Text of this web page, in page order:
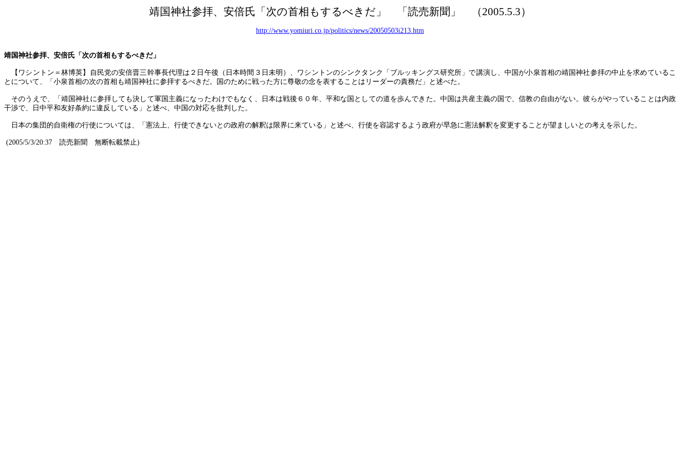
靖国神社参拝、安倍氏「次の首相もするべきだ」 「読売新聞」 （2005.5.3）
http://www.yomiuri.co.jp/politics/news/20050503i213.htm
靖国神社参拝、安倍氏「次の首相もするべきだ」
【ワシントン＝林博英】自民党の安倍晋三幹事長代理は２日午後（日本時間３日未明）、ワシントンのシンクタンク「ブルッキングス研究所」で講演し、中国が小泉首相の靖国神社参拝の中止を求めているこ
とについて、「小泉首相の次の首相も靖国神社に参拝するべきだ。国のために戦った方に尊敬の念を表することはリーダーの責務だ」と述べた。
そのうえで、「靖国神社に参拝しても決して軍国主義になったわけでもなく、日本は戦後６０年、平和な国としての道を歩んできた。中国は共産主義の国で、信教の自由がない。彼らがやっていることは内政
干渉で、日中平和友好条約に違反している」と述べ、中国の対応を批判した。
日本の集団的自衛権の行使については、「憲法上、行使できないとの政府の解釈は限界に来ている」と述べ、行使を容認するよう政府が早急に憲法解釈を変更することが望ましいとの考えを示した。
(2005/5/3/20:37 読売新聞 無断転載禁止)